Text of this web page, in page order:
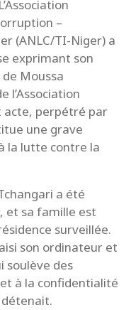
–
(ANLC/TI-Niger) a
exprimant son
Moussa
l’Association
acte, perpétré par
une grave
la lutte contre la
a été
et sa famille est
surveillée.
son ordinateur et
soulève des
à la confidentialité
détenait.